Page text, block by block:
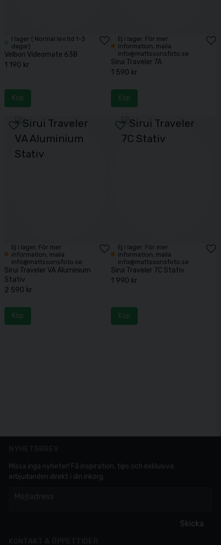
I lager ( Normal lev.tid 1-3
dagar)
Velbon Videomate 638
1 190 kr
Köp
Ej i lager. För mer
information, maila
info@mattssonsfoto.se
Sirui Traveler 7A
1 590 kr
Köp
Ej i lager. För mer
information, maila
info@mattssonsfoto.se
Sirui Traveler VA Aluminium
Stativ
2 590 kr
Köp
Ej i lager. För mer
information, maila
info@mattssonsfoto.se
Sirui Traveler 7C Stativ
1 990 kr
Köp
Skicka
Missa inga nyheter! Få inspiration, tips och exklusiva
erbjudanden direkt i din inkorg.